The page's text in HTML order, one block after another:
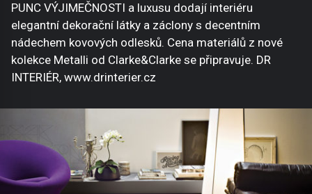
PUNC VÝJIMEČNOSTI a luxusu dodají interiéru
elegantní dekorační látky a záclony s decentním
nádechem kovových odlesků. Cena materiálů z nové
kolekce Metalli od Clarke&Clarke se připravuje. DR
INTERIÉR, www.drinterier.cz